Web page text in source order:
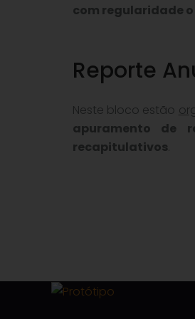
com regularidade
Reporte
Neste bloco estão
apuramento de
recapitulativos